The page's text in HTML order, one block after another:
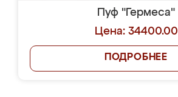
Пуф "Гермеса"
Цена: 34400.00
ПОДРОБНЕЕ